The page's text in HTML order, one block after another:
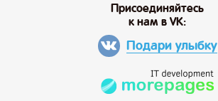
Присоединяйтесь
к нам в VK:
Подари улыбку